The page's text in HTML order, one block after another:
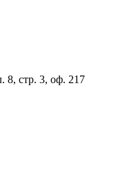
8, стр. 3, оф. 217